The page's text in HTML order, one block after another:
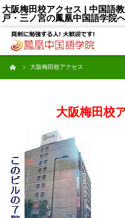
大阪梅田校アクセス | 中国語
戸・三ノ宮の鳳凰中国語学院
大阪梅田校アクセス
大阪梅田校
TOP
選ばれる理由
講師陣
受講生の声
大阪梅田校